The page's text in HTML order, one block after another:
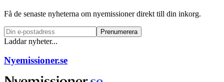
Få de senaste nyheterna om nyemissioner direkt till din inkorg.
Prenumerera
Laddar nyheter...
Nyemissioner.se